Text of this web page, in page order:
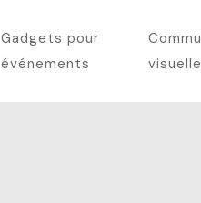
Gadgets pour
événements
visuelle